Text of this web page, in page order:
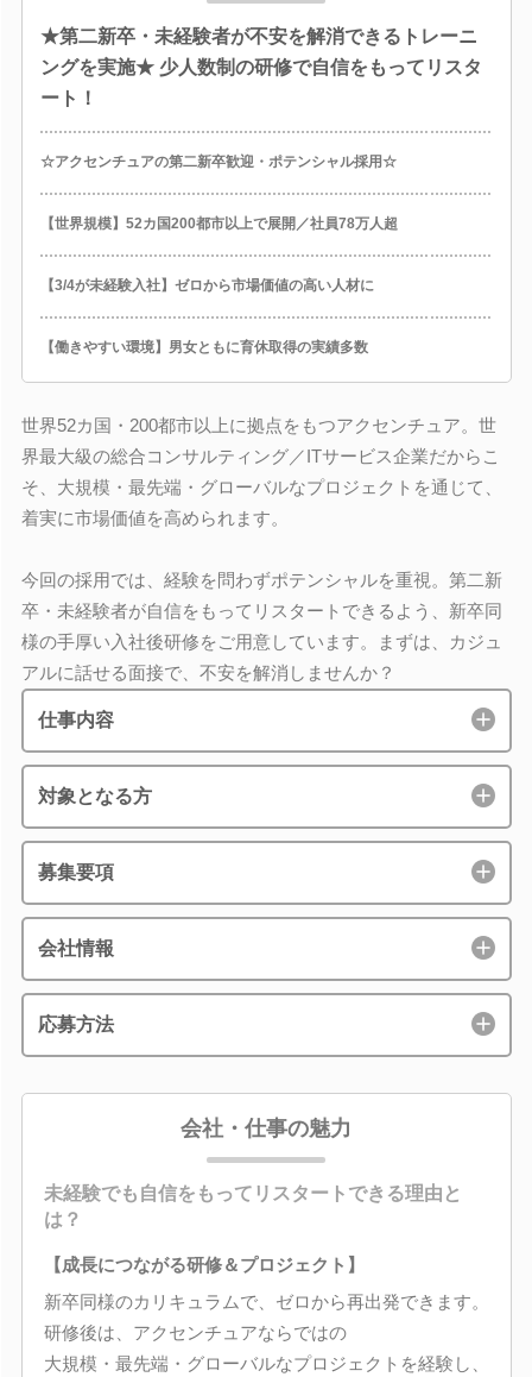
★第二新卒・未経験者が不安を解消できるトレーニ
ングを実施★ 少人数制の研修で自信をもってリスタ
ート！
☆アクセンチュアの第二新卒歓迎・ポテンシャル採用☆
【世界規模】52カ国200都市以上で展開／社員78万人超
【3/4が未経験入社】ゼロから市場価値の高い人材に
【働きやすい環境】男女ともに育休取得の実績多数
世界52カ国・200都市以上に拠点をもつアクセンチュア。世
界最大級の総合コンサルティング／ITサービス企業だからこ
そ、大規模・最先端・グローバルなプロジェクトを通じて、
着実に市場価値を高められます。
今回の採用では、経験を問わずポテンシャルを重視。第二新
卒・未経験者が自信をもってリスタートできるよう、新卒同
様の手厚い入社後研修をご用意しています。まずは、カジュ
アルに話せる面接で、不安を解消しませんか？
仕事内容
対象となる方
募集要項
会社情報
応募方法
会社・仕事の魅力
未経験でも自信をもってリスタートできる理由と
は？
【成長につながる研修＆プロジェクト】
新卒同様のカリキュラムで、ゼロから再出発できます。
研修後は、アクセンチュアならではの
大規模・最先端・グローバルなプロジェクトを経験し、